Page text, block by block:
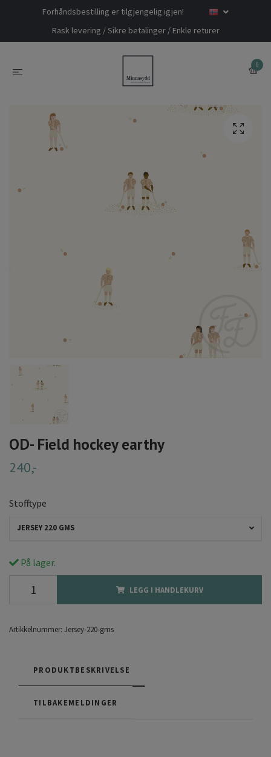
Forhåndsbestilling er tilgjengelig igjen!
Rask levering / Sikre betalinger / Enkle returer
0
OD- Field hockey earthy
240,-
Stofftype
JERSEY 220 GMS
På lager.
LEGG I HANDLEKURV
Artikkelnummer: Jersey-220-gms
PRODUKTBESKRIVELSE
TILBAKEMELDINGER